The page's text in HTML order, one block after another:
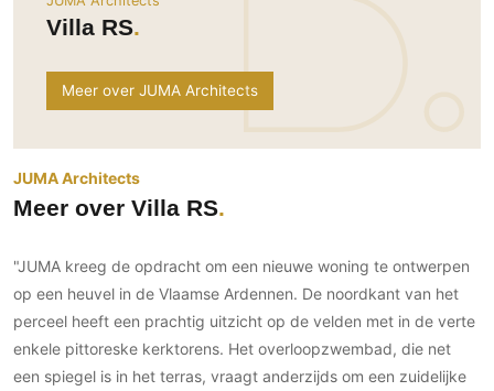
Woondecoratie
Inrichting
Roomdividers
Meubels
Verlichting
Glas
Interieurbouw
Trappen
Keuken
Ramen
Deursystemen
Glazen wandsystemen
Garagedeuren
Zonwering
Buitenshutters
Overig
Autolift
Tuinmeubelen
Zwemmen
Tuin wellness
Buitenvloeren
Houten buitenvloeren
Kinderkamer
Slaapkamer
Thuisbioscoop
Toilet
Wellness
Werkkamer
Woonkamer
Buitenkijken
Bijgebouw / Poolhouse
Villa RS
Meer over JUMA Architects
JUMA Architects
Meer over Villa RS
"JUMA kreeg de opdracht om een nieuwe woning te ontwerpen
op een heuvel in de Vlaamse Ardennen. De noordkant van het
perceel heeft een prachtig uitzicht op de velden met in de verte
enkele pittoreske kerktorens. Het overloopzwembad, die net
een spiegel is in het terras, vraagt anderzijds om een zuidelijke